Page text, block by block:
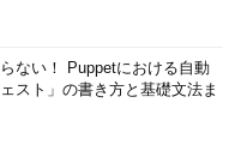
ない！ Puppetにおける自動
スト」の書き方と基礎文法ま